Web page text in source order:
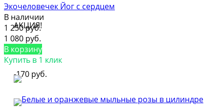
АКЦИЯ!
-170 руб.
Экочеловечек Йог с сердцем
В наличии
1 250 руб.
1 080 руб.
В корзину
Купить в 1 клик